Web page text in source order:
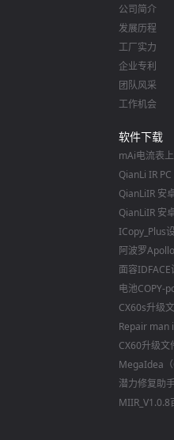
公司简介
发展历程
工厂实力
企业专利
团队风采
工作机会
软件下载
mAi电流表
QianLi IR
QianLiIR 安
QianLiIR 安
ICopy_Plus
阿波罗
面容
电池COPY-
CX60s升级
Repair man
CX60升级文
MegaIdea（
潜力修复助